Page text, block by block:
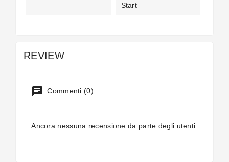
Start
REVIEW
Commenti (0)
Ancora nessuna recensione da parte degli utenti.